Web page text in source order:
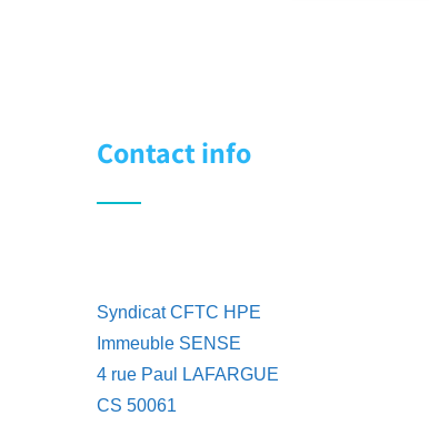
Contact info
Syndicat CFTC HPE
Immeuble SENSE
4 rue Paul LAFARGUE
CS 50061